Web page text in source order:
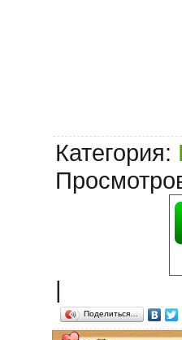
Категория:
|
Поделиться…